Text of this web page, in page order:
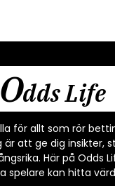
Odds Life
för allt som rör
att ge dig insikter,
Här på
spelare kan hitta